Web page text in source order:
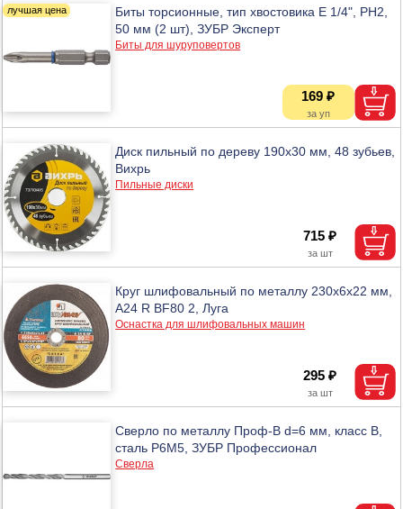
Биты торсионные, тип хвостовика E 1/4", PH2,
50 мм (2 шт), ЗУБР Эксперт
Биты для шуруповертов
169 ₽
Диск пильный по дереву 190х30 мм, 48 зубьев,
Вихрь
Пильные диски
715 ₽
Круг шлифовальный по металлу 230х6х22 мм,
А24 R BF80 2, Луга
Оснастка для шлифовальных машин
295 ₽
Сверло по металлу Проф-В d=6 мм, класс В,
сталь Р6М5, ЗУБР Профессионал
Сверла